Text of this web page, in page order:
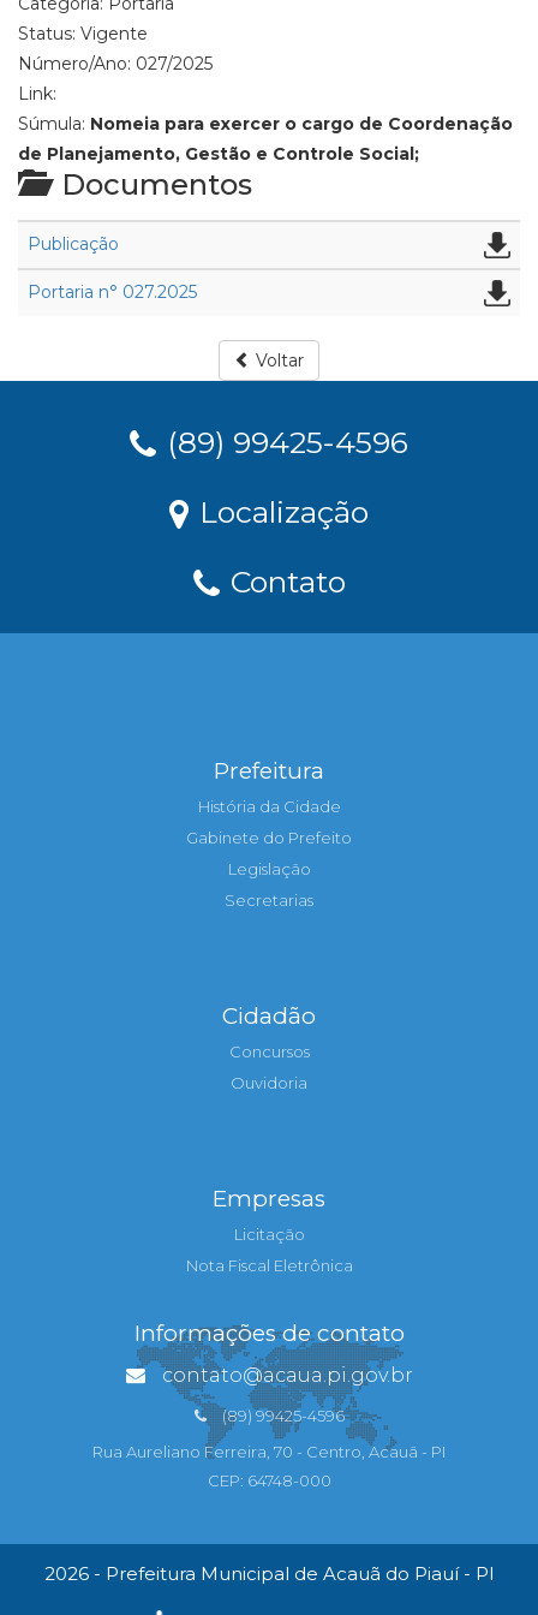
Status: Vigente
Número/Ano: 027/2025
Link:
Súmula: Nomeia para exercer o cargo de Coordenação
de Planejamento, Gestão e Controle Social;
Documentos
Publicação
Portaria n° 027.2025
Voltar
(89) 99425-4596
Localização
Contato
Prefeitura
História da Cidade
Gabinete do Prefeito
Legislação
Secretarias
Cidadão
Concursos
Ouvidoria
Empresas
Licitação
Nota Fiscal Eletrônica
Informações de contato
contato@acaua.pi.gov.br
(89) 99425-4596
Rua Aureliano Ferreira, 70 - Centro, Acauã - PI
CEP: 64748-000
2026 - Prefeitura Municipal de Acauã do Piauí - PI